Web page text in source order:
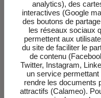
analytics), des
interactives (Google
des boutons de
les réseaux sociaux
permettent aux
du site de faciliter le
de contenu
Twitter, Instagram,
un service permettant
rendre les documents
attractifs (Calameo).